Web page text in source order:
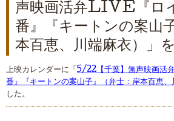
声映画活弁LIVE『ロ
番』『キートンの案山
本百恵、川端麻衣）」
上映カレンダーに「 5/22【千葉】無声映画活
番』『キートンの案山子』（弁士：岸本百恵、
した。